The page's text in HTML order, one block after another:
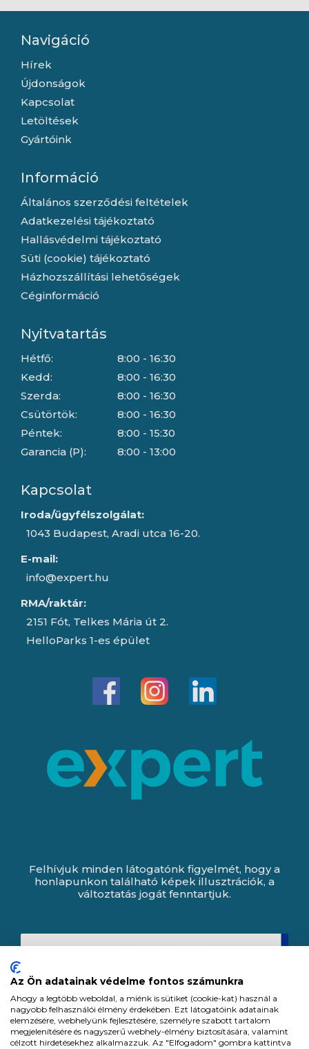
Navigáció
Hírek
Újdonságok
Kapcsolat
Letöltések
Gyártóink
Információ
Általános szerződési feltételek
Adatkezelési tájékoztató
Hallásvédelmi tájékoztató
Süti (cookie) tájékoztató
Házhozszállítási lehetőségek
Céginformáció
Nyitvatartás
Hétfő:
Kedd:
Szerda:
Csütörtök:
Péntek:
Garancia (P):
8:00 - 16:30
8:00 - 16:30
8:00 - 16:30
8:00 - 16:30
8:00 - 15:30
8:00 - 13:00
Kapcsolat
Iroda/ügyfélszolgálat:
1043 Budapest, Aradi utca 16-20.
E-mail:
info@expert.hu
RMA/raktár:
2151 Fót, Telkes Mária út 2.
HelloParks 1-es épület
Felhívjuk minden látogatónk figyelmét, hogy a
honlapunkon található képek illusztrációk, a
változtatás jogát fenntartjuk.
Az Ön adatainak védelme fontos számunkra
Ahogy a legtöbb weboldal, a miénk is sütiket (cookie-kat) használ a
nagyobb felhasználói élmény érdekében. Ezt látogatóink adatainak
elemzésére, webhelyünk fejlesztésére, személyre szabott tartalom
megjelenítésére és nagyszerű webhely-élmény biztosítására, valamint
célzott hirdetésekhez alkalmazzuk. Az "Elfogadom" gombra kattintva